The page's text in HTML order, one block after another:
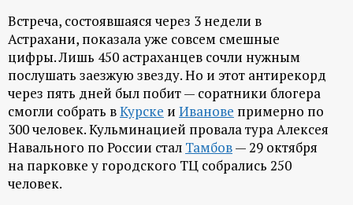
а
л
Встреча, состоявшаяся через 3 недели в
Астрахани, показала уже совсем смешные
цифры. Лишь 450 астраханцев сочли нужным
послушать заезжую звезду. Но и этот антирекорд
через пять дней был побит — соратники блогера
смогли собрать вКурске и Иванове примерно по
300 человек. Кульминацией провала тура Алексея
Навального по России стал Тамбов— 29 октября
на парковке у городского ТЦ собрались 250
человек.